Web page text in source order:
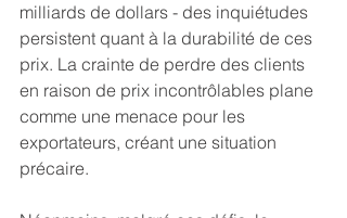
milliards de dollars - des inquiétudes
persistent quant à la durabilité de ces
prix. La crainte de perdre des clients
en raison de prix incontrôlables plane
comme une menace pour les
exportateurs, créant une situation
précaire.